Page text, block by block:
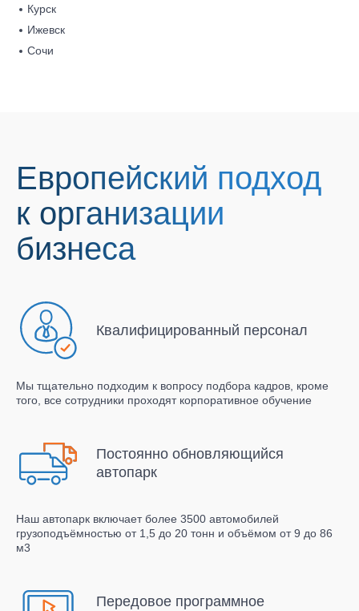
Курск
Ижевск
Сочи
Европейский подход
к организации
бизнеса
Квалифицированный персонал
Мы тщательно подходим к вопросу подбора кадров, кроме
того, все сотрудники проходят корпоративное обучение
Постоянно обновляющийся
автопарк
Наш автопарк включает более 3500 автомобилей
грузоподъёмностью от 1,5 до 20 тонн и объёмом от 9 до 86
м3
Передовое программное